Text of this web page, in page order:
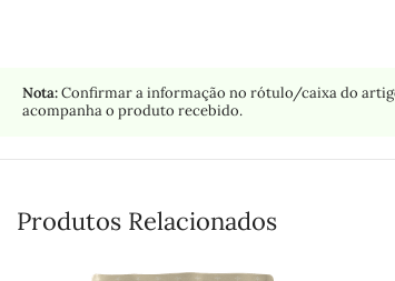
Nota:Confirmar a informação no rótulo/caixa do
acompanha o produto recebido.
Produtos Relacionados